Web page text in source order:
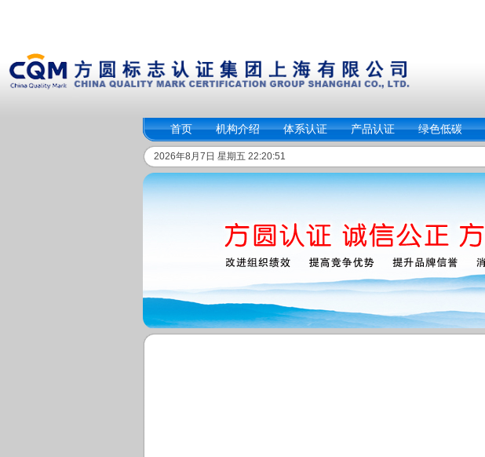
首页 机构介绍 体系认证 产品认证 绿色低碳
2026年8月7日 星期五 22:20:51